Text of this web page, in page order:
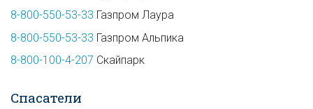
8-800-550-53-33 Газпром Лаура
8-800-550-53-33 Газпром Альпика
8-800-100-4-207 Скайпарк
Спасатели